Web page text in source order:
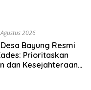
2026
Bayung Resmi
Prioritaskan
dan Kesejahteraan